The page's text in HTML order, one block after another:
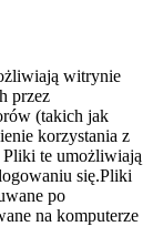
witrynie
przez
(takich jak
korzystania z
te umożliwiają
się.Pliki
po
na komputerze